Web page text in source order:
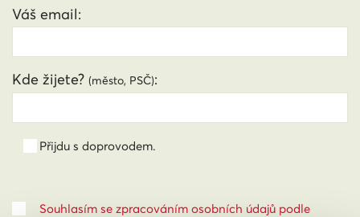
Váš email:
Kde žijete? (město, PSČ):
Přijdu s doprovodem.
Souhlasím se zpracováním osobních údajů podle